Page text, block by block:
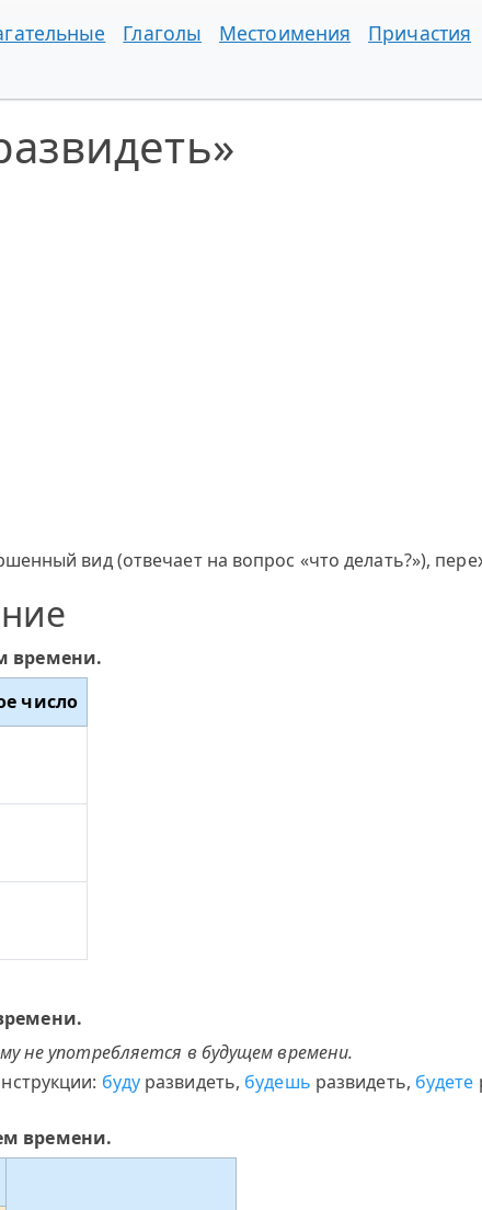
Глаголы Местоимения Причастия
вид (отвечает на вопрос «что делать?»),
времени.
число
не употребляется в будущем времени.
будуразвидеть, будешь развидеть, будете
времени.